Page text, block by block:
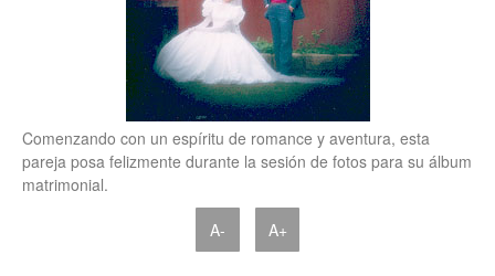
Comenzando con un espíritu de romance y aventura, esta
pareja posa felizmente durante la sesión de fotos para su álbum
matrimonial.
A- A+